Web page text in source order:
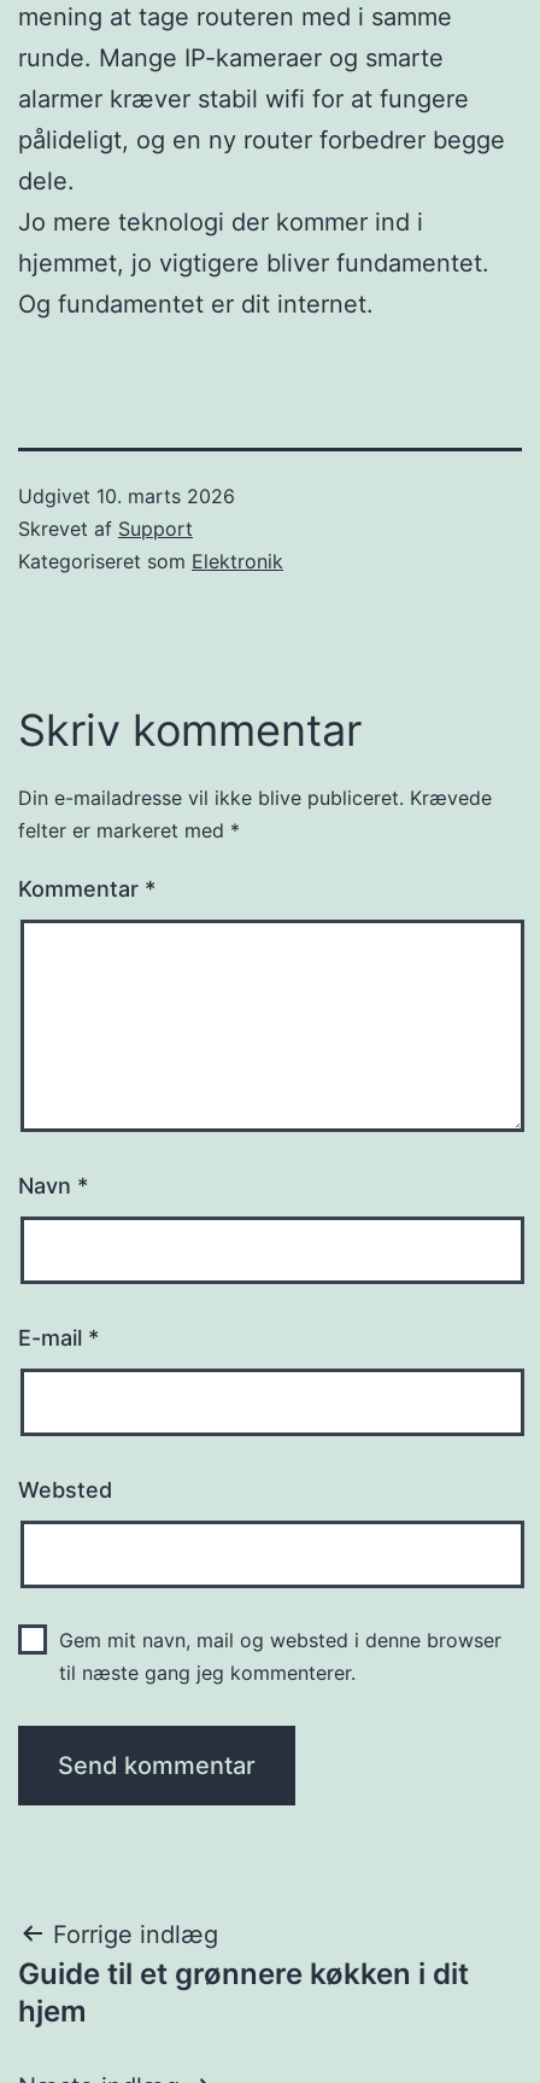
mening at tage routeren med i samme
runde. Mange IP-kameraer og smarte
alarmer kræver stabil wifi for at fungere
pålideligt, og en ny router forbedrer begge
dele.
Jo mere teknologi der kommer ind i
hjemmet, jo vigtigere bliver fundamentet.
Og fundamentet er dit internet.
Udgivet 10. marts 2026
Skrevet af Support
Kategoriseret som Elektronik
Skriv kommentar
Din e-mailadresse vil ikke blive publiceret. Krævede
felter er markeret med *
Kommentar *
Navn *
E-mail *
Websted
Gem mit navn, mail og websted i denne browser
til næste gang jeg kommenterer.
Indlægsnavigation
Forrige indlæg
Guide til et grønnere køkken i dit
hjem